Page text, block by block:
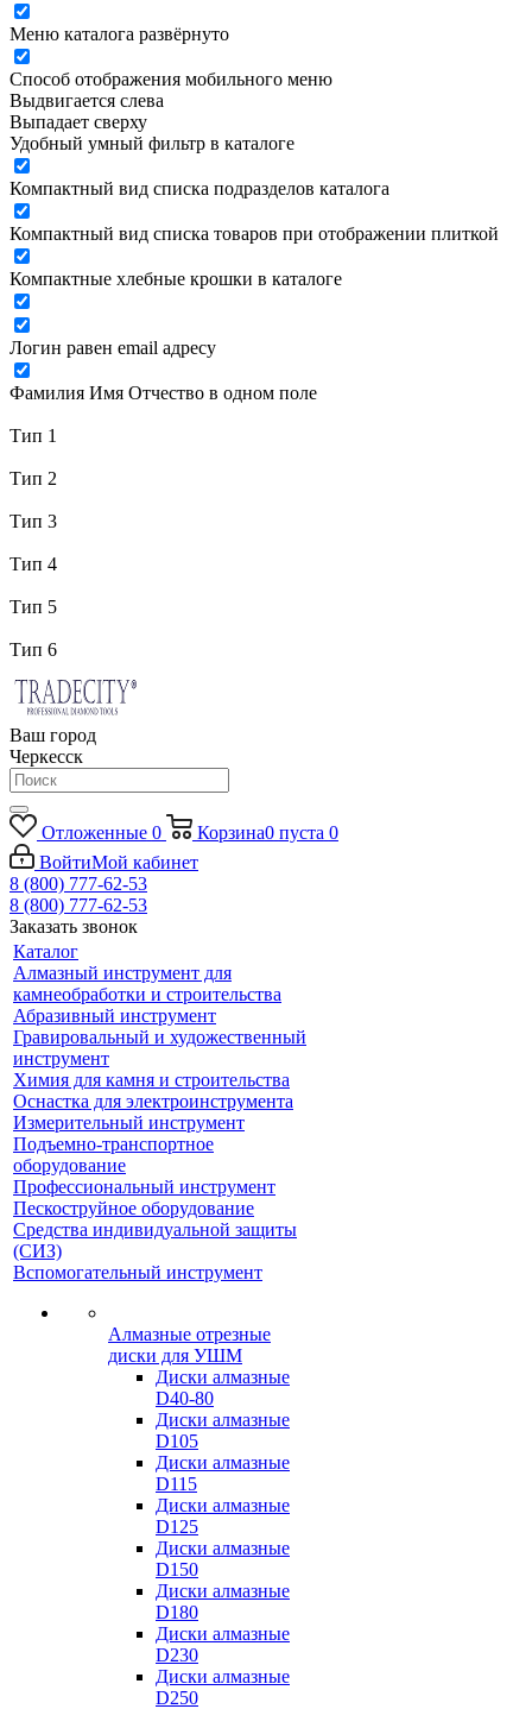
Меню каталога развёрнуто
Способ отображения мобильного меню
Выдвигается слева
Выпадает сверху
Удобный умный фильтр в каталоге
Компактный вид списка подразделов каталога
Компактный вид списка товаров при отображении плиткой
Компактные хлебные крошки в каталоге
Логин равен email адресу
Фамилия Имя Отчество в одном поле
Тип 1
Тип 2
Тип 3
Тип 4
Тип 5
Тип 6
Ваш город
Черкесск
Отложенные 0 Корзина0 пуста 0
ВойтиМой кабинет
8 (800) 777-62-53
8 (800) 777-62-53
Заказать звонок
Каталог
Алмазный инструмент для
камнеобработки и строительства
Абразивный инструмент
Гравировальный и художественный
инструмент
Химия для камня и строительства
Оснастка для электроинструмента
Измерительный инструмент
Подъемно-транспортное
оборудование
Профессиональный инструмент
Пескоструйное оборудование
Средства индивидуальной защиты
(СИЗ)
Вспомогательный инструмент
Алмазные отрезные
диски для УШМ
Диски алмазные
D40-80
Диски алмазные
D105
Диски алмазные
D115
Диски алмазные
D125
Диски алмазные
D150
Диски алмазные
D180
Диски алмазные
D230
Диски алмазные
D250